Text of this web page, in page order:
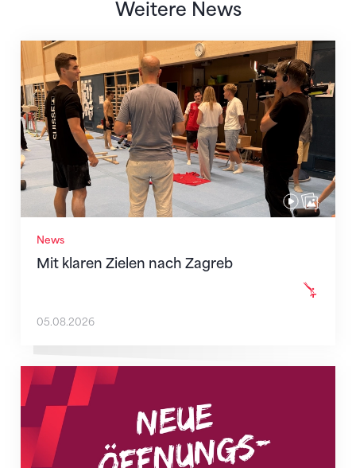
Weitere News
News
Mit klaren Zielen nach Zagreb
Mit klaren Zielen nach Zagreb
05.08.2026
Neue Empfangszeiten ab 1. August 2026